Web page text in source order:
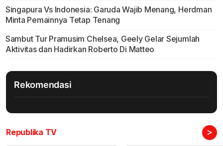
Singapura Vs Indonesia: Garuda Wajib Menang, Herdman
Minta Pemainnya Tetap Tenang
Sambut Tur Pramusim Chelsea, Geely Gelar Sejumlah
Aktivitas dan Hadirkan Roberto Di Matteo
Rekomendasi
Republika TV >